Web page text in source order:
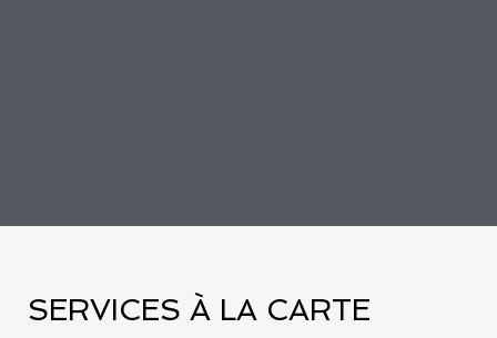
SERVICES À LA CARTE